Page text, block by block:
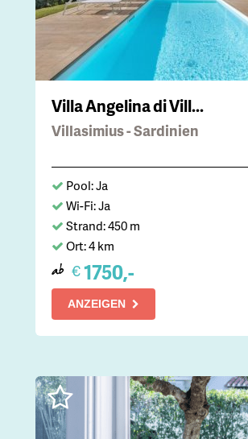
Villa Angelina di Vill...
Villasimius - Sardinien
Pool: Ja
Wi-Fi: Ja
Strand: 450 m
Ort: 4 km
ab €1750,-
ANZEIGEN